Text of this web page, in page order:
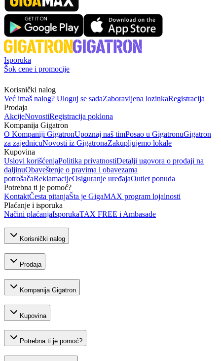
Isporuka
Šok cene i promocije
Korisnički nalog
Već imaš nalog? Uloguj se sadaZaboravljena lozinkaRegistracija
Prodaja
AkcijeNovostiRegistracija poklona
Kompanija Gigatron
O Kompaniji GigatronUpoznaj naš timPosao u GigatronuGigatron
za zajednicuNovosti iz GigatronaZakupljujemo lokale
Kupovina
Uslovi korišćenjaPolitika privatnostiDetalji ugovora o prodaji na
daljinuObaveštenje o pravima i obavezama
potrošačaReklamacijeOsiguranje uređajaOutlet ponuda
Potrebna ti je pomoć?
KontaktČesta pitanjaŠta je GigaMAX program lojalnosti
Plaćanje i isporuka
Načini plaćanjaIsporukaTAX FREE i Ambasade
Korisnički nalog
Prodaja
Kompanija Gigatron
Kupovina
Potrebna ti je pomoć?